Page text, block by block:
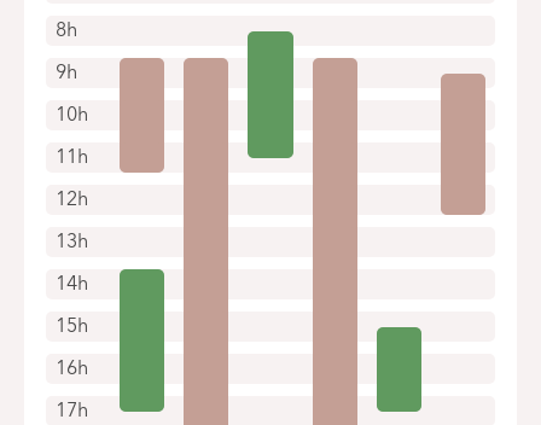
8h
9h
10h
11h
12h
13h
14h
15h
16h
17h